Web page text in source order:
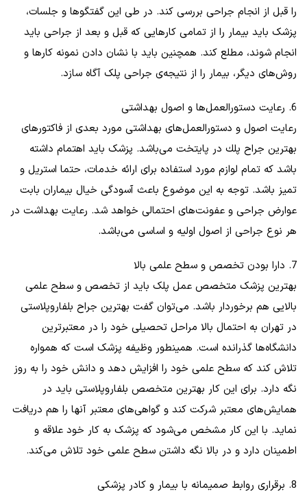
را قبل از انجام جراحی بررسی کند. در طی این گفتگو‌ها و جلسات،
پزشک باید بیمار را از تمامی کارهایی که قبل و بعد از جراحی باید
انجام شوند، مطلع کند. همچنین باید با نشان دادن نمونه کارها و
روش‌های دیگر، بیمار را از نتیجه‌ی جراحی پلک آگاه سازد.
6. رعایت دستورالعمل‌ها و اصول بهداشتی
رعایت اصول و دستورالعمل‌های بهداشتی مورد بعدی از فاکتورهای
بهترين جراح پلك در پایتخت می‌باشد. پزشک باید اهتمام داشته
باشد که تمام لوازم مورد استفاده برای ارائه خدمات، حتما استریل و
تمیز باشد. توجه به این موضوع باعث آسودگی خیال بیماران بابت
عوارض جراحی و عفونت‌های احتمالی خواهد شد. رعایت بهداشت در
هر نوع جراحی از اصول اولیه و اساسی می‌باشد.
7. دارا بودن تخصص و سطح علمی بالا
بهترین پزشک متخصص عمل پلک باید از تخصص و سطح علمی
بالایی هم برخوردار باشد. می‌توان گفت بهترین جراح بلفاروپلاستی
در تهران به احتمال بالا مراحل تحصیلی خود را در معتبرترین
دانشگاه‌ها گذرانده است. همینطور وظیفه پزشک است که همواره
تلاش کند که سطح علمی خود را افزایش دهد و دانش خود را به روز
نگه دارد. برای این کار بهترین متخصص بلفاروپلاستی باید در
همایش‌های معتبر شرکت کند و گواهی‌های معتبر آنها را هم دریافت
نماید. با این کار مشخص می‌شود که پزشک به کار خود علاقه و
اطمینان دارد و در بالا نگه داشتن سطح علمی خود تلاش می‌کند.
8. برقراری روابط صمیمانه با بیمار و کادر پزشکی